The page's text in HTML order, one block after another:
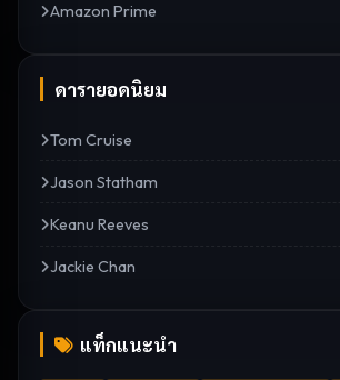
Amazon Prime
ดารายอดนิยม
Tom Cruise
Jason Statham
Keanu Reeves
Jackie Chan
แท็กแนะนำ